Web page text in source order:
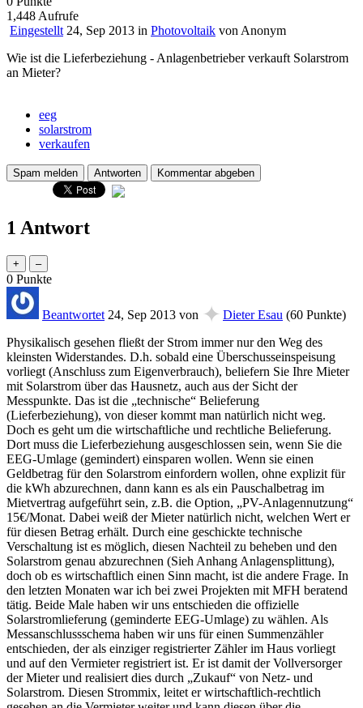
1,448 Aufrufe
Eingestellt 24, Sep 2013 in Photovoltaik von Anonym
Wie ist die Lieferbeziehung - Anlagenbetrieber verkauft Solarstrom
an Mieter?
eeg
solarstrom
verkaufen
1 Antwort
0 Punkte
Beantwortet 24, Sep 2013 von ✦ Dieter Esau (60 Punkte)
Physikalisch gesehen fließt der Strom immer nur den Weg des
kleinsten Widerstandes. D.h. sobald eine Überschusseinspeisung
vorliegt (Anschluss zum Eigenverbrauch), beliefern Sie Ihre Mieter
mit Solarstrom über das Hausnetz, auch aus der Sicht der
Messpunkte. Das ist die „technische“ Belieferung
(Lieferbeziehung), von dieser kommt man natürlich nicht weg.
Doch es geht um die wirtschaftliche und rechtliche Belieferung.
Dort muss die Lieferbeziehung ausgeschlossen sein, wenn Sie die
EEG-Umlage (gemindert) einsparen wollen. Wenn sie einen
Geldbetrag für den Solarstrom einfordern wollen, ohne explizit für
die kWh abzurechnen, dann kann es als ein Pauschalbetrag im
Mietvertrag aufgeführt sein, z.B. die Option, „PV-Anlagennutzung“
15€/Monat. Dabei weiß der Mieter natürlich nicht, welchen Wert er
für diesen Betrag erhält. Durch eine geschickte technische
Verschaltung ist es möglich, diesen Nachteil zu beheben und den
Solarstrom genau abzurechnen (Sieh Anhang Anlagensplittung),
doch ob es wirtschaftlich einen Sinn macht, ist die andere Frage. In
den letzten Monaten war ich bei zwei Projekten mit MFH beratend
tätig. Beide Male haben wir uns entschieden die offizielle
Solarstromlieferung (geminderte EEG-Umlage) zu wählen. Als
Messanschlussschema haben wir uns für einen Summenzähler
entschieden, der als einziger registrierter Zähler im Haus vorliegt
und auf den Vermieter registriert ist. Er ist damit der Vollversorger
der Mieter und realisiert dies durch „Zukauf“ von Netz- und
Solarstrom. Diesen Strommix, leitet er wirtschaftlich-rechtlich